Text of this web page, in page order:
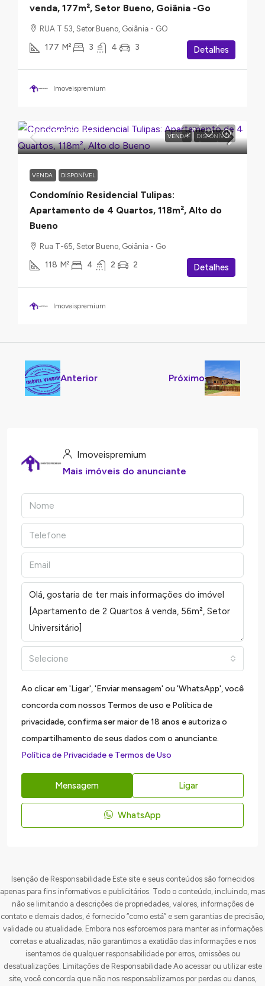
venda, 177m², Setor Bueno, Goiânia -Go
RUA T 53, Setor Bueno, Goiânia - GO
177 M² 3 4 3 Detalhes
Imoveispremium
VENDA DISPONÍVEL
R$540.000,00
VENDA DISPONÍVEL
Condomínio Residencial Tulipas:
Apartamento de 4 Quartos, 118m², Alto do
Bueno
Rua T-65, Setor Bueno, Goiânia - Go
118 M² 4 2 2 Detalhes
Imoveispremium
Anterior Próximo
Imoveispremium
Mais imóveis do anunciante
Selecione
Ao clicar em 'Ligar', 'Enviar mensagem' ou 'WhatsApp', você
concorda com nossos Termos de uso e Política de
privacidade, confirma ser maior de 18 anos e autoriza o
compartilhamento de seus dados com o anunciante.
Política de Privacidade e Termos de Uso
Mensagem Ligar
WhatsApp
Isenção de Responsabilidade Este site e seus conteúdos são fornecidos
apenas para fins informativos e publicitários. Todo o conteúdo, incluindo, mas
não se limitando a descrições de propriedades, valores, informações de
contato e demais dados, é fornecido “como está” e sem garantias de precisão,
validade ou atualidade. Embora nos esforcemos para manter as informações
corretas e atualizadas, não garantimos a exatidão das informações e nos
isentamos de qualquer responsabilidade por erros, omissões ou
desatualizações. Limitações de Responsabilidade Ao acessar ou utilizar este
site, você concorda que não nos responsabilizamos por perdas ou danos,